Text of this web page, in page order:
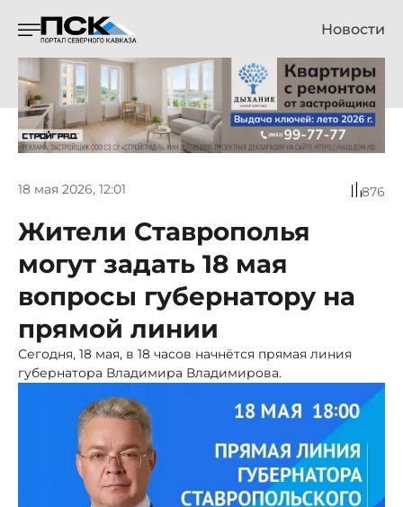
Новости
18 мая 2026, 12:01 876
Жители Ставрополья
могут задать 18 мая
вопросы губернатору на
прямой линии
Сегодня, 18 мая, в 18 часов начнётся прямая линия
губернатора Владимира Владимирова.